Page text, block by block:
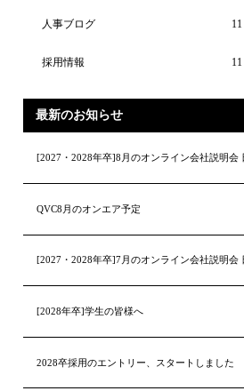
人事ブログ 11
採用情報 11
最新のお知らせ
[2027・2028年卒]8月のオンライン会社説明会
QVC8月のオンエア予定
[2027・2028年卒]7月のオンライン会社説明会
[2028年卒]学生の皆様へ
2028卒採用のエントリー、スタートしました